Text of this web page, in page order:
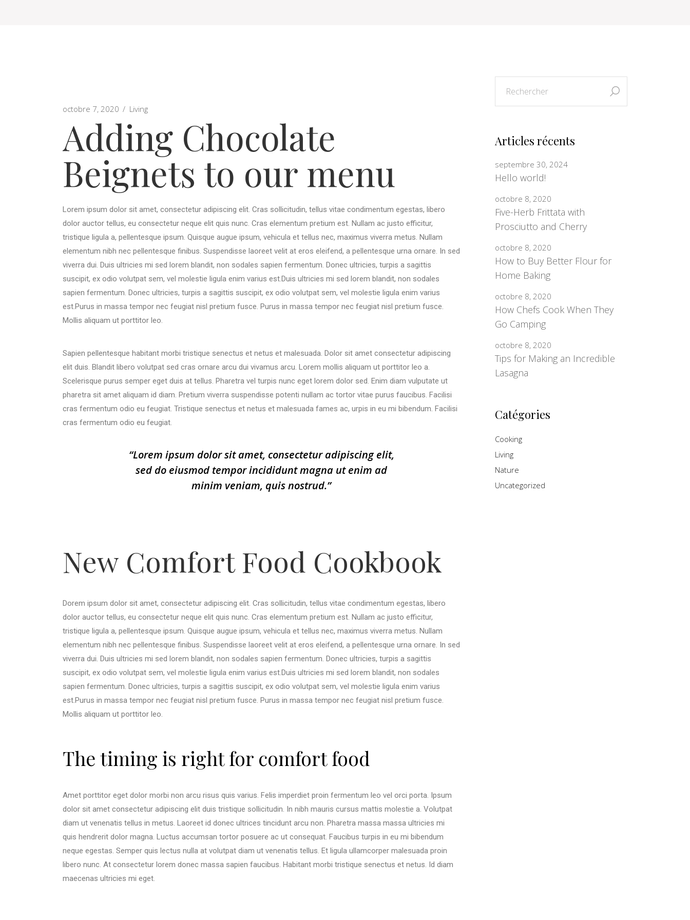
octobre 7, 2020 Living
Adding Chocolate
Beignets to our menu
Lorem ipsum dolor sit amet, consectetur adipiscing elit. Cras sollicitudin, tellus vitae condimentum egestas, libero
dolor auctor tellus, eu consectetur neque elit quis nunc. Cras elementum pretium est. Nullam ac justo efficitur,
tristique ligula a, pellentesque ipsum. Quisque augue ipsum, vehicula et tellus nec, maximus viverra metus. Nullam
elementum nibh nec pellentesque finibus. Suspendisse laoreet velit at eros eleifend, a pellentesque urna ornare. In sed
viverra dui. Duis ultricies mi sed lorem blandit, non sodales sapien fermentum. Donec ultricies, turpis a sagittis
suscipit, ex odio volutpat sem, vel molestie ligula enim varius est.Duis ultricies mi sed lorem blandit, non sodales
sapien fermentum. Donec ultricies, turpis a sagittis suscipit, ex odio volutpat sem, vel molestie ligula enim varius
est.Purus in massa tempor nec feugiat nisl pretium fusce. Purus in massa tempor nec feugiat nisl pretium fusce.
Mollis aliquam ut porttitor leo.
Sapien pellentesque habitant morbi tristique senectus et netus et malesuada. Dolor sit amet consectetur adipiscing
elit duis. Blandit libero volutpat sed cras ornare arcu dui vivamus arcu. Lorem mollis aliquam ut porttitor leo a.
Scelerisque purus semper eget duis at tellus. Pharetra vel turpis nunc eget lorem dolor sed. Enim diam vulputate ut
pharetra sit amet aliquam id diam. Pretium viverra suspendisse potenti nullam ac tortor vitae purus faucibus. Facilisi
cras fermentum odio eu feugiat. Tristique senectus et netus et malesuada fames ac, urpis in eu mi bibendum. Facilisi
cras fermentum odio eu feugiat.
“Lorem ipsum dolor sit amet, consectetur adipiscing elit,
sed do eiusmod tempor incididunt magna ut enim ad
minim veniam, quis nostrud.”
New Comfort Food Cookbook
Dorem ipsum dolor sit amet, consectetur adipiscing elit. Cras sollicitudin, tellus vitae condimentum egestas, libero
dolor auctor tellus, eu consectetur neque elit quis nunc. Cras elementum pretium est. Nullam ac justo efficitur,
tristique ligula a, pellentesque ipsum. Quisque augue ipsum, vehicula et tellus nec, maximus viverra metus. Nullam
elementum nibh nec pellentesque finibus. Suspendisse laoreet velit at eros eleifend, a pellentesque urna ornare. In sed
viverra dui. Duis ultricies mi sed lorem blandit, non sodales sapien fermentum. Donec ultricies, turpis a sagittis
suscipit, ex odio volutpat sem, vel molestie ligula enim varius est.Duis ultricies mi sed lorem blandit, non sodales
sapien fermentum. Donec ultricies, turpis a sagittis suscipit, ex odio volutpat sem, vel molestie ligula enim varius
est.Purus in massa tempor nec feugiat nisl pretium fusce. Purus in massa tempor nec feugiat nisl pretium fusce.
Mollis aliquam ut porttitor leo.
The timing is right for comfort food
Amet porttitor eget dolor morbi non arcu risus quis varius. Felis imperdiet proin fermentum leo vel orci porta. Ipsum
dolor sit amet consectetur adipiscing elit duis tristique sollicitudin. In nibh mauris cursus mattis molestie a. Volutpat
diam ut venenatis tellus in metus. Laoreet id donec ultrices tincidunt arcu non. Pharetra massa massa ultricies mi
quis hendrerit dolor magna. Luctus accumsan tortor posuere ac ut consequat. Faucibus turpis in eu mi bibendum
neque egestas. Semper quis lectus nulla at volutpat diam ut venenatis tellus. Et ligula ullamcorper malesuada proin
libero nunc. At consectetur lorem donec massa sapien faucibus. Habitant morbi tristique senectus et netus. Id diam
maecenas ultricies mi eget.
Articles récents
Hello world!
septembre 30, 2024
Five-Herb Frittata with
Prosciutto and Cherry
octobre 8, 2020
How to Buy Better Flour for
Home Baking
octobre 8, 2020
How Chefs Cook When They
Go Camping
octobre 8, 2020
Tips for Making an Incredible
Lasagna
octobre 8, 2020
Catégories
Cooking
Living
Nature
Uncategorized